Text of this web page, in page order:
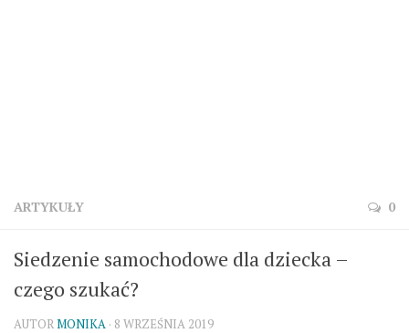
ARTYKUŁY 0
Siedzenie samochodowe dla dziecka –
czego szukać?
AUTORMONIKA · 8 WRZEŚNIA 2019